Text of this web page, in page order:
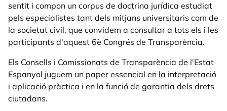
sentit i compon un corpus de doctrina jurídica estudiat
pels especialistes tant dels mitjans universitaris com de
la societat civil, que convidem a consultar a tots els i les
participants d'aquest 6è Congrés de Transparència.
Els Consells i Comissionats de Transparència de l'Estat
Espanyol juguem un paper essencial en la interpretació
i aplicació pràctica i en la funció de garantia dels drets
ciutadans.